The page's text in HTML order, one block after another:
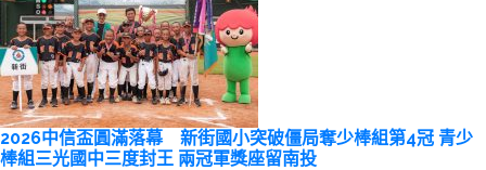
2026中信盃圓滿落幕 新街國小突破僵局奪少棒組第4冠 青少
棒組三光國中三度封王 兩冠軍獎座留南投